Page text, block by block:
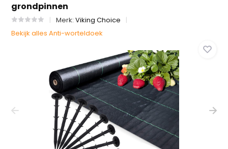
grondpinnen
Merk:Viking Choice
Bekijk alles Anti-worteldoek